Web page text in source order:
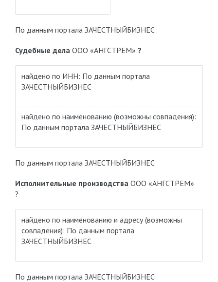
По данным портала ЗАЧЕСТНЫЙБИЗНЕС
Судебные делаООО «АНГСТРЕМ» ?
найдено по ИНН: По данным портала
ЗАЧЕСТНЫЙБИЗНЕС
найдено по наименованию (возможны совпадения):
По данным портала ЗАЧЕСТНЫЙБИЗНЕС
По данным портала ЗАЧЕСТНЫЙБИЗНЕС
Исполнительные производстваООО «АНГСТРЕМ»
?
найдено по наименованию и адресу(возможны
совпадения): По данным портала
ЗАЧЕСТНЫЙБИЗНЕС
По данным портала ЗАЧЕСТНЫЙБИЗНЕС